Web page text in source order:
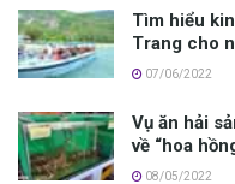
Tìm hiểu
Trang cho
07/06/2022
Vụ ăn hải
v‎‎ề “‎‎hoa
08/05/2022